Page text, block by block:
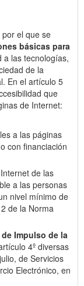
por el que se
básicas para
a las tecnologías,
de la
En el artículo 5
que
de Internet:
a las páginas
con financiación
de las
a las personas
nivel mínimo de
de la Norma
Impulso de la
4º diversas
de Servicios
Electrónico, en